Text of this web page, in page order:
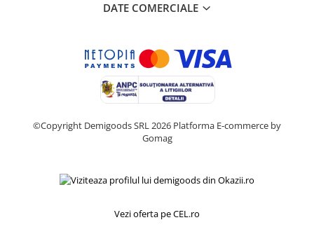
Accesorii antrenament
Sporturi de interior
Aparate Foto & Accesorii
Audio HI-FI & Profesionale
DATE COMERCIALE
©Copyright Demigoods SRL 2026 Platforma E-commerce by
Gomag
Vezi oferta pe CEL.ro